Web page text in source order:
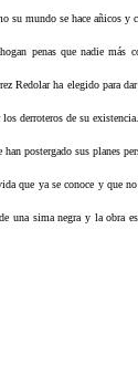
su mundo se hace añicos
penas que nadie más
Redolar ha elegido para
los derroteros de su
postergado sus planes
que ya se conoce y que
una sima negra y la obra